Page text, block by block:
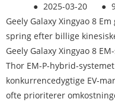
● 2025-03-20 ●
Geely Galaxy Xingyao 8
spring efter billige
Geely Galaxy Xingyao 8
Thor EM-P-hybrid-
konkurrencedygtige EV-
ofte prioriterer